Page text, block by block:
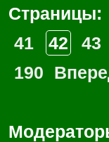
Страницы:
41
42 43
190